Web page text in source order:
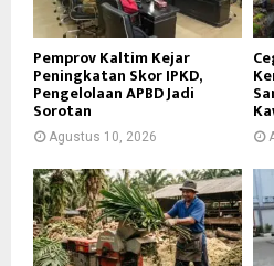
Pemprov Kaltim Kejar
Peningkatan Skor IPKD,
Pengelolaan APBD Jadi
Sorotan
Agustus 10, 2026